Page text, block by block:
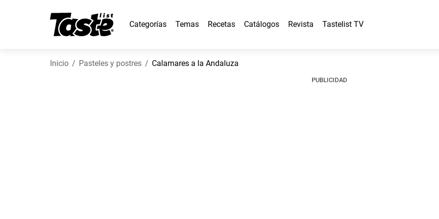
Categorías Temas Recetas Catálogos Revista Tastelist TV
Inicio Pasteles y postres Calamares a la Andaluza
PUBLICIDAD